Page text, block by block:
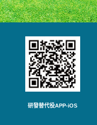
研發替代役APP-iOS